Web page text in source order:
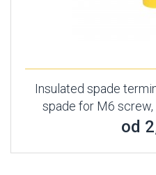
Insulated spade
spade for M6
od